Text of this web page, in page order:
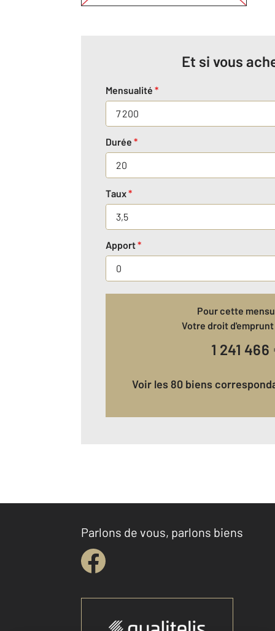
Et si vous
Mensualité *
Durée *
Taux*
Apport*
Pour cette
Votre droit d'emprunt
1 241 466
Voir les 80 biens
Parlons de vous, parlons biens